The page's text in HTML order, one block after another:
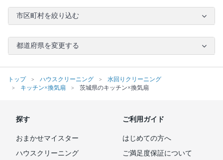
市区町村を絞り込む
都道府県を変更する
トップ ハウスクリーニング
水回りクリーニング
キッチン×換気扇
茨城県のキッチン×換気扇
探す
おまかせマイスター
ハウスクリーニング
ご利用ガイド
はじめての方へ
ご満足度保証について